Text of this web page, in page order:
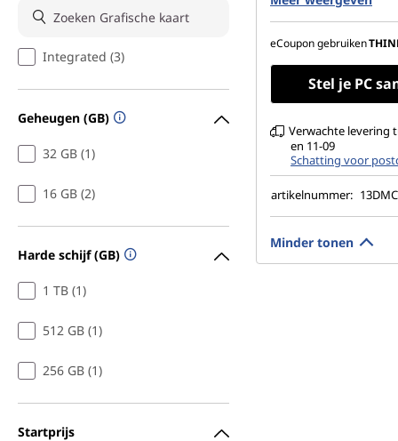
Integrated (3)
Geheugen (GB)
32 GB (1)
16 GB (2)
Harde schijf (GB)
1 TB (1)
512 GB (1)
256 GB (1)
Startprijs
Ondersteunt tot 2
onafhankelijke
eCoupon gebruiken
Stel je PC
Verwachte levering
en 11-09
Schatting voor
artikelnummer:
Minder tonen